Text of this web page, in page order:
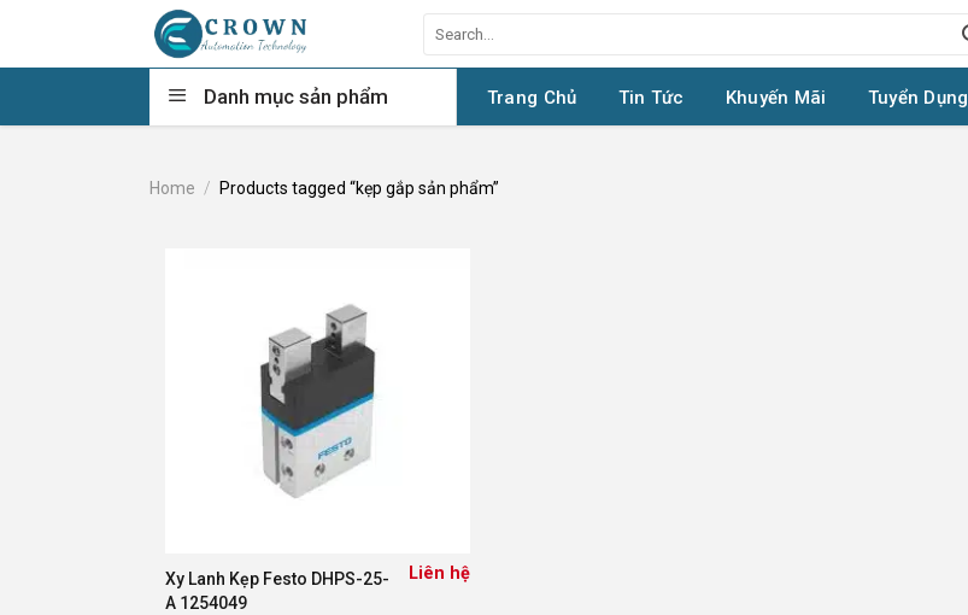
content
for:
Danh mục sản phẩm Trang Chủ Tin Tức Khuyến Mãi Tuyển Dụng
Home / Products tagged “kẹp gắp sản phẩm”
Xy Lanh Kẹp Festo DHPS-25-
A 1254049
Liên hệ